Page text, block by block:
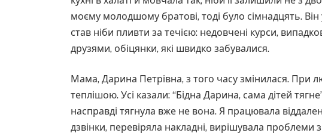
моєму молодшому братові, тоді було сімнадцять.
став ніби пливти за течією: недовчені курси,
друзями, обіцянки, які швидко забувалися.
Мама, Дарина Петрівна, з того часу змінилася. При
теплішою. Усі казали: “Бідна Дарина, сама дітей
насправді тягнула вже не вона. Я працювала
дзвінки, перевіряла накладні, вирішувала проблеми